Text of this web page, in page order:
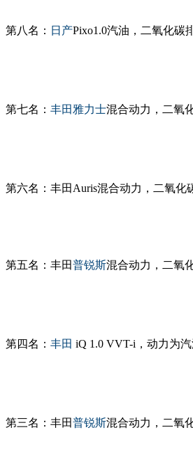
第八名： 日产Pixo1.0汽油，二氧化碳
第七名： 丰田 雅力士混合动力，二氧
第六名：丰田Auris混合动力，二氧化
第五名：丰田普锐斯混合动力，二氧
第四名： 丰田 iQ 1.0 VVT-i，动力为
第三名：丰田普锐斯混合动力，二氧